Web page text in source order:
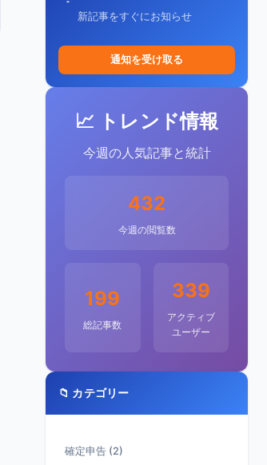
新記事をすぐにお知らせ
通知を受け取る
📈 トレンド情報
今週の人気記事と統計
432
今週の閲覧数
199
総記事数
339
アクティブ
ユーザー
📁 カテゴリー
確定申告 (2)